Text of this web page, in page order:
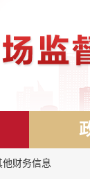
他财务信息